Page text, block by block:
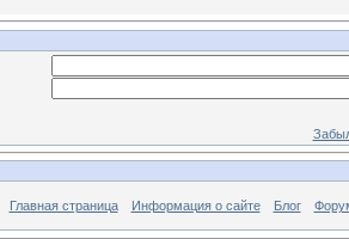
Главная страница Информация о сайте Блог